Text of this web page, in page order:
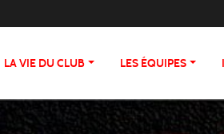
LA VIE DU CLUB LES ÉQUIPES